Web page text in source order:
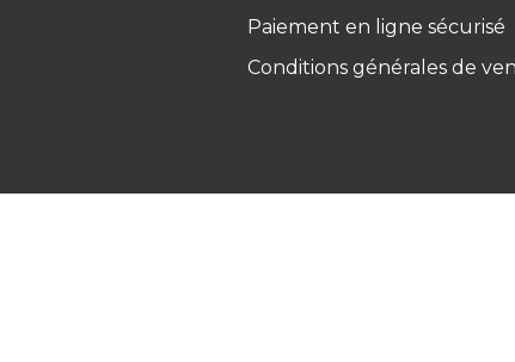
Paiement en ligne sécurisé
Conditions générales de